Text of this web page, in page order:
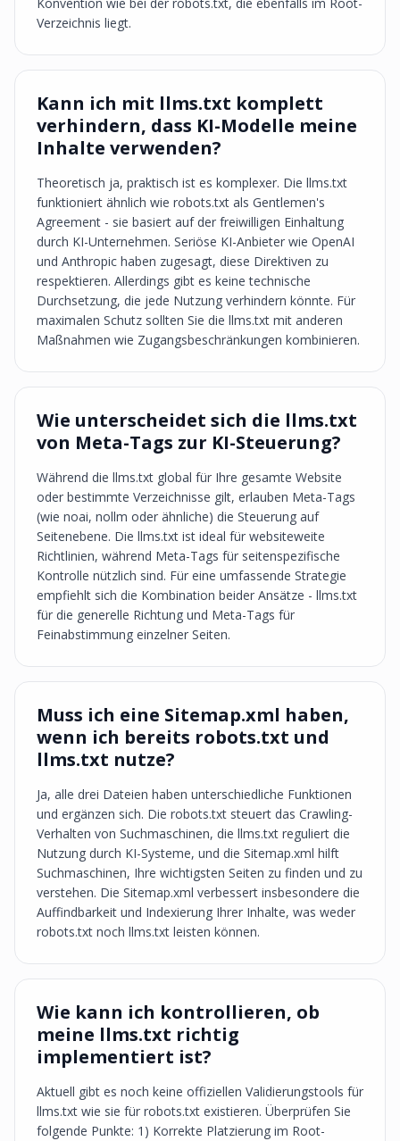
Verzeichnis liegt.
Kann ich mit llms.txt komplett
verhindern, dass KI-Modelle meine
Inhalte verwenden?
Theoretisch ja, praktisch ist es komplexer. Die llms.txt
funktioniert ähnlich wie robots.txt als Gentlemen's
Agreement - sie basiert auf der freiwilligen Einhaltung
durch KI-Unternehmen. Seriöse KI-Anbieter wie OpenAI
und Anthropic haben zugesagt, diese Direktiven zu
respektieren. Allerdings gibt es keine technische
Durchsetzung, die jede Nutzung verhindern könnte. Für
maximalen Schutz sollten Sie die llms.txt mit anderen
Maßnahmen wie Zugangsbeschränkungen kombinieren.
Wie unterscheidet sich die llms.txt
von Meta-Tags zur KI-Steuerung?
Während die llms.txt global für Ihre gesamte Website
oder bestimmte Verzeichnisse gilt, erlauben Meta-Tags
(wie noai, nollm oder ähnliche) die Steuerung auf
Seitenebene. Die llms.txt ist ideal für websiteweite
Richtlinien, während Meta-Tags für seitenspezifische
Kontrolle nützlich sind. Für eine umfassende Strategie
empfiehlt sich die Kombination beider Ansätze - llms.txt
für die generelle Richtung und Meta-Tags für
Feinabstimmung einzelner Seiten.
Muss ich eine Sitemap.xml haben,
wenn ich bereits robots.txt und
llms.txt nutze?
Ja, alle drei Dateien haben unterschiedliche Funktionen
und ergänzen sich. Die robots.txt steuert das Crawling-
Verhalten von Suchmaschinen, die llms.txt reguliert die
Nutzung durch KI-Systeme, und die Sitemap.xml hilft
Suchmaschinen, Ihre wichtigsten Seiten zu finden und zu
verstehen. Die Sitemap.xml verbessert insbesondere die
Auffindbarkeit und Indexierung Ihrer Inhalte, was weder
robots.txt noch llms.txt leisten können.
Wie kann ich kontrollieren, ob
meine llms.txt richtig
implementiert ist?
Aktuell gibt es noch keine offiziellen Validierungstools für
llms.txt wie sie für robots.txt existieren. Überprüfen Sie
folgende Punkte: 1) Korrekte Platzierung im Root-